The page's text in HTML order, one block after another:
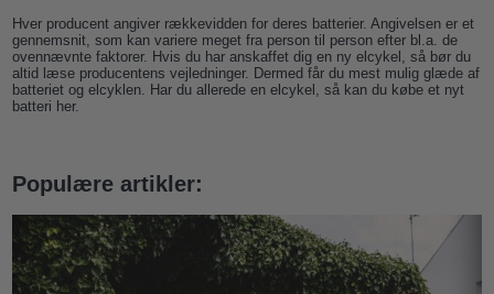
Hver producent angiver rækkevidden for deres batterier. Angivelsen er et
gennemsnit, som kan variere meget fra person til person efter bl.a. de
ovennævnte faktorer. Hvis du haranskaffet dig en ny elcykel , så bør du
altid læse producentens vejledninger. Dermed får du mest mulig glæde af
batteriet og elcyklen. Har du allerede en elcykel, så kan du købe et nyt
batteri her.
Populære artikler: